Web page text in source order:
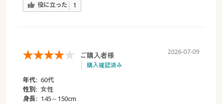
役に立った 1
ご購入者様
購入確認済み
2026-07-09
年代: 60代
性別: 女性
身長: 145～150cm